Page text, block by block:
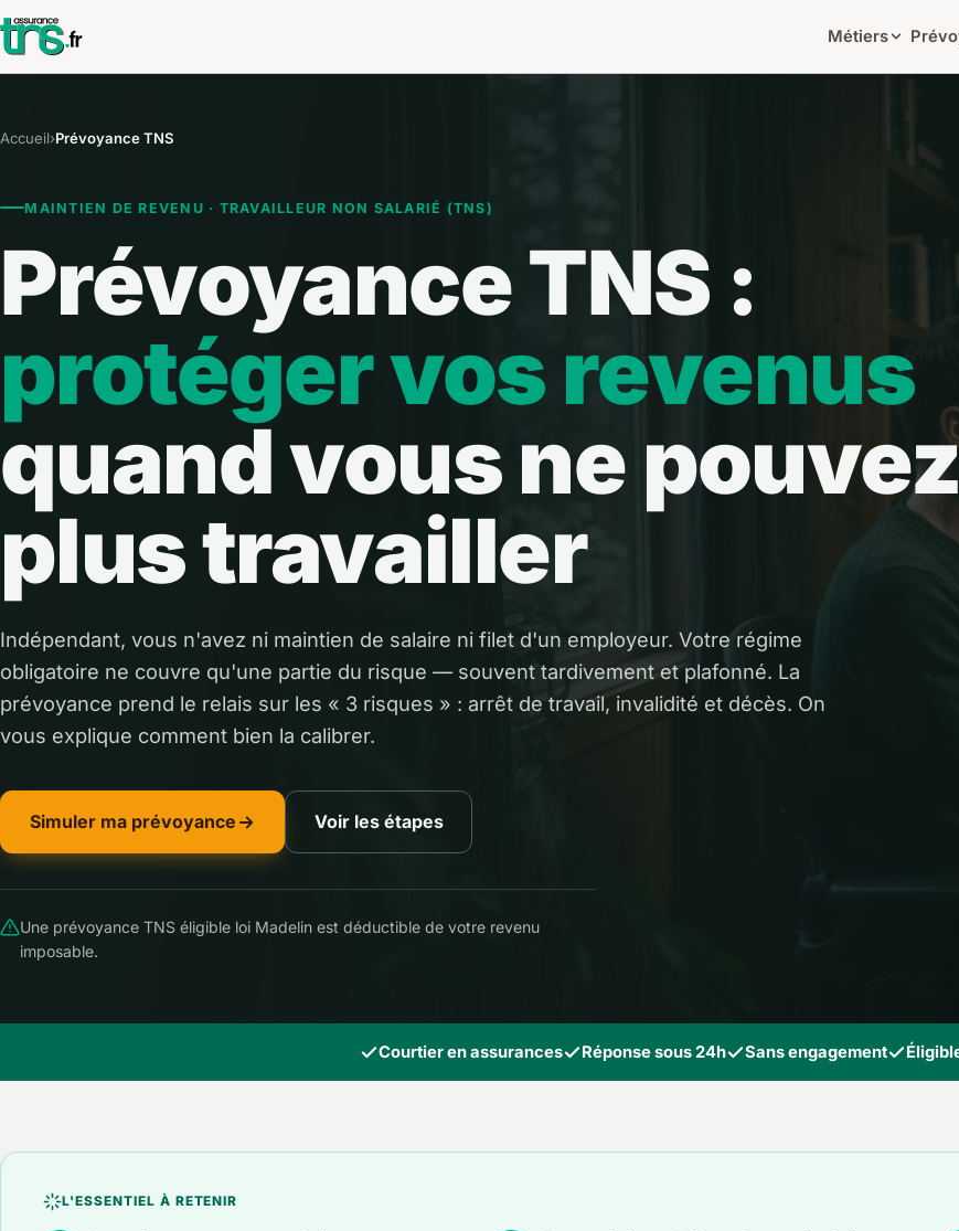
Métiers
Accueil›Prévoyance TNS
MAINTIEN DE REVENU · TRAVAILLEUR NON SALARIÉ (TNS)
Prévoyance TNS :
protéger vos revenus
quand vous ne
plus travailler
Indépendant, vous n'avez ni maintien de salaire ni filet d'un employeur. Votre régime
obligatoire ne couvre qu'une partie du risque — souvent tardivement et plafonné. La
prévoyance prend le relais sur les « 3 risques » : arrêt de travail, invalidité et décès. On
vous explique comment bien la calibrer.
Simuler ma prévoyance Voir les étapes
Une prévoyance TNS éligible loi Madelin est déductible de votre revenu
imposable.
Courtier en assurances Réponse sous 24h Sans engagement
L'ESSENTIEL À RETENIR